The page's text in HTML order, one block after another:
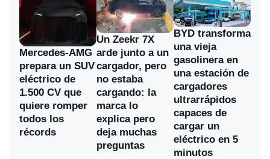
Mercedes-AMG
prepara un SUV
eléctrico de
1.500 CV que
quiere romper
todos los
récords
Un Zeekr 7X
arde junto a un
cargador, pero
no estaba
cargando: la
marca lo
explica pero
deja muchas
preguntas
BYD transforma
una vieja
gasolinera en
una estación de
cargadores
ultrarrápidos
capaces de
cargar un
eléctrico en 5
minutos